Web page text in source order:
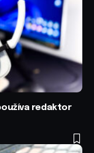
redaktor